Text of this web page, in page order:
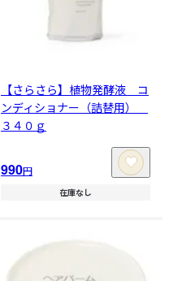
【さらさら】植物発酵液 コ
ンディショナー（詰替用）
３４０ｇ
990円
在庫なし